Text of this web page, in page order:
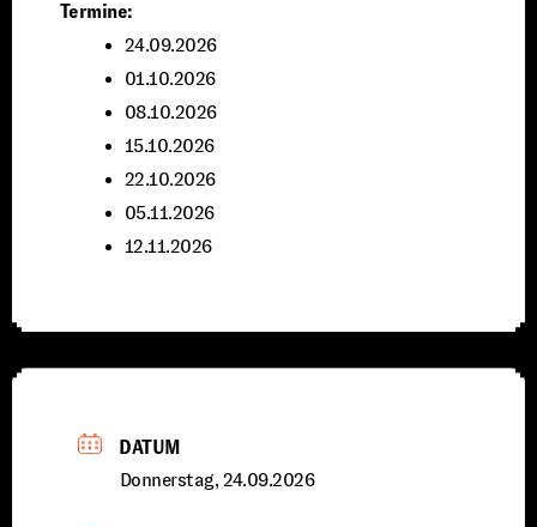
Termine:
24.09.2026
01.10.2026
08.10.2026
15.10.2026
22.10.2026
05.11.2026
12.11.2026
DATUM
Donnerstag, 24.09.2026